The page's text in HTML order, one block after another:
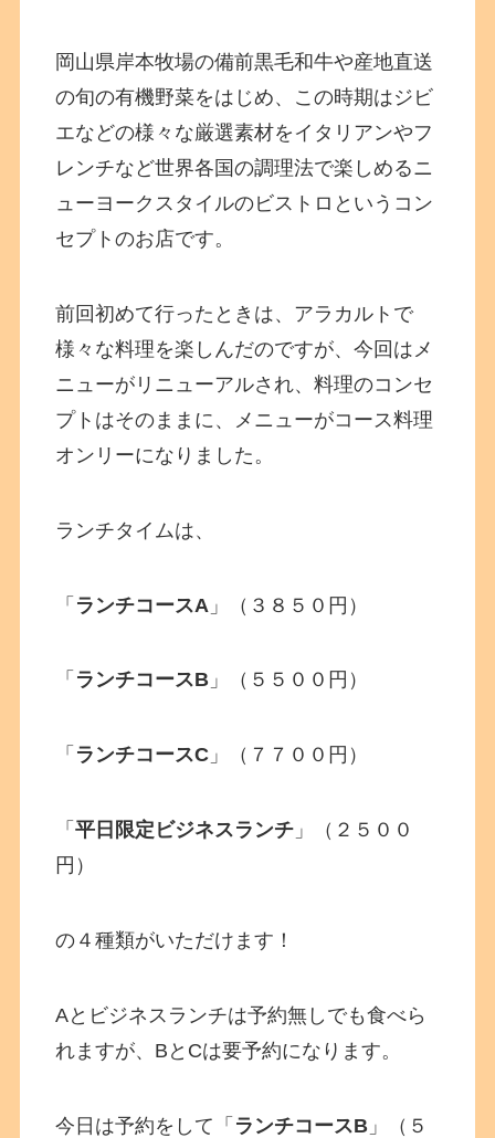
岡山県岸本牧場の備前黒毛和牛や産地直送
の旬の有機野菜をはじめ、この時期はジビ
エなどの様々な厳選素材をイタリアンやフ
レンチなど世界各国の調理法で楽しめるニ
ューヨークスタイルのビストロというコン
セプトのお店です。
前回初めて行ったときは、アラカルトで
様々な料理を楽しんだのですが、今回はメ
ニューがリニューアルされ、料理のコンセ
プトはそのままに、メニューがコース料理
オンリーになりました。
ランチタイムは、
「 ランチコースA 」（３８５０円）
「 ランチコースB 」（５５００円）
「 ランチコースC 」（７７００円）
「平日限定ビジネスランチ 」（２５００
円）
の４種類がいただけます！
Aとビジネスランチは予約無しでも食べら
れますが、BとCは要予約になります。
今日は予約をして「 ランチコースB 」（５